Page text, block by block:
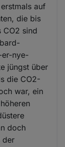
auf
die bis
CO2 sind
nye-
jüngst über
die CO2-
war, ein
doch
der